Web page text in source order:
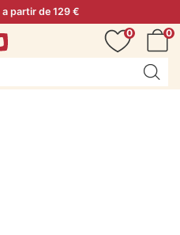
partir de 129 €
0
0